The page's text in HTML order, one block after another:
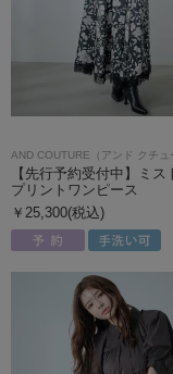
AND COUTURE（アンド クチュ
【先行予約受付中】ミス
プリントワンピース
￥25,300(税込)